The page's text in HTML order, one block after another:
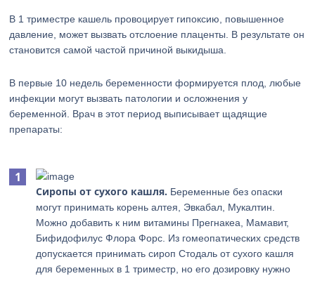
В 1 триместре кашель провоцирует гипоксию, повышенное
давление, может вызвать отслоение плаценты. В результате он
становится самой частой причиной выкидыша.
В первые 10 недель беременности формируется плод, любые
инфекции могут вызвать патологии и осложнения у
беременной. Врач в этот период выписывает щадящие
препараты:
Сиропы от сухого кашля. Беременные без опаски
могут принимать корень алтея, Эвкабал, Мукалтин.
Можно добавить к ним витамины Прегнакеа, Мамавит,
Бифидофилус Флора Форс. Из гомеопатических средств
допускается принимать сироп Стодаль от сухого кашля
для беременных в 1 триместр, но его дозировку нужно